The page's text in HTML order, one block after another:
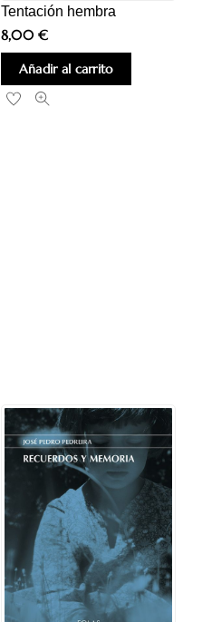
Tentación hembra
8,00€
Añadir al carrito